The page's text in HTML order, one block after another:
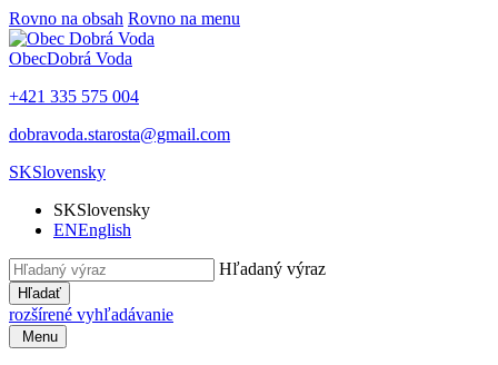
Rovno na obsah Rovno na menu
ObecDobrá Voda
+421 335 575 004
dobravoda.starosta@gmail.com
SKSlovensky
SKSlovensky
ENEnglish
Hľadaný výraz
Hľadať
rozšírené vyhľadávanie
Menu